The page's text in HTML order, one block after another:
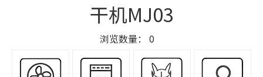
干机MJ03
浏览数量： 0